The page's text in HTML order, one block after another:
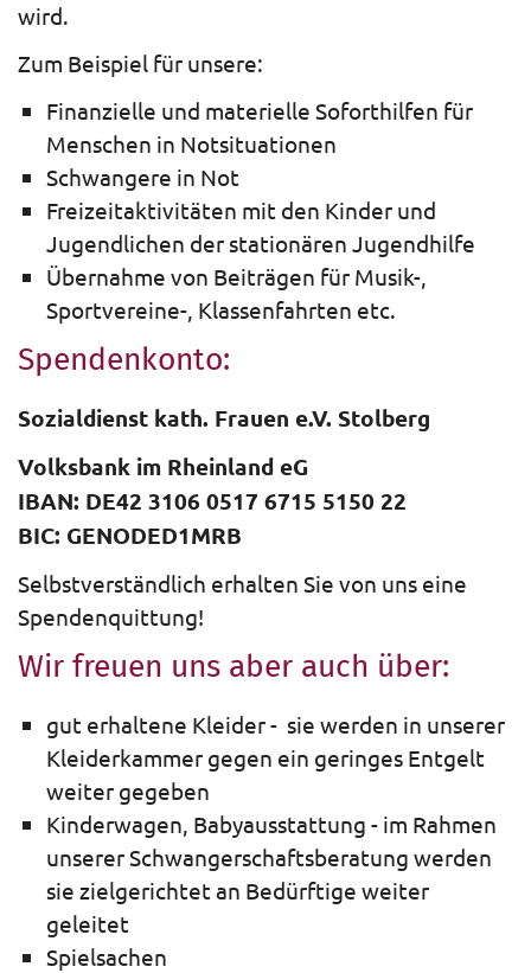
wird.
Zum Beispiel für unsere:
Finanzielle und materielle Soforthilfen für
Menschen in Notsituationen
Schwangere in Not
Freizeitaktivitäten mit den Kinder und
Jugendlichen der stationären Jugendhilfe
Übernahme von Beiträgen für Musik-,
Sportvereine-, Klassenfahrten etc.
Spendenkonto:
Sozialdienst kath. Frauen e.V. Stolberg
Volksbank im Rheinland eG
IBAN: DE42 3106 0517 6715 5150 22
BIC: GENODED1MRB
Selbstverständlich erhalten Sie von uns eine
Spendenquittung!
Wir freuen uns aber auch über:
gut erhaltene Kleider - sie werden in unserer
Kleiderkammer gegen ein geringes Entgelt
weiter gegeben
Kinderwagen, Babyausstattung - im Rahmen
unserer Schwangerschaftsberatung werden
sie zielgerichtet an Bedürftige weiter
geleitet
Spielsachen